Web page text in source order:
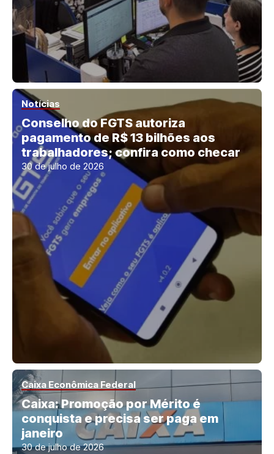
Notícias
Conselho do FGTS autoriza
pagamento de R$ 13 bilhões aos
trabalhadores; confira como checar
30 de julho de 2026
Caixa Econômica Federal
Caixa: Promoção por Mérito é
conquista e precisa ser paga em
janeiro
30 de julho de 2026